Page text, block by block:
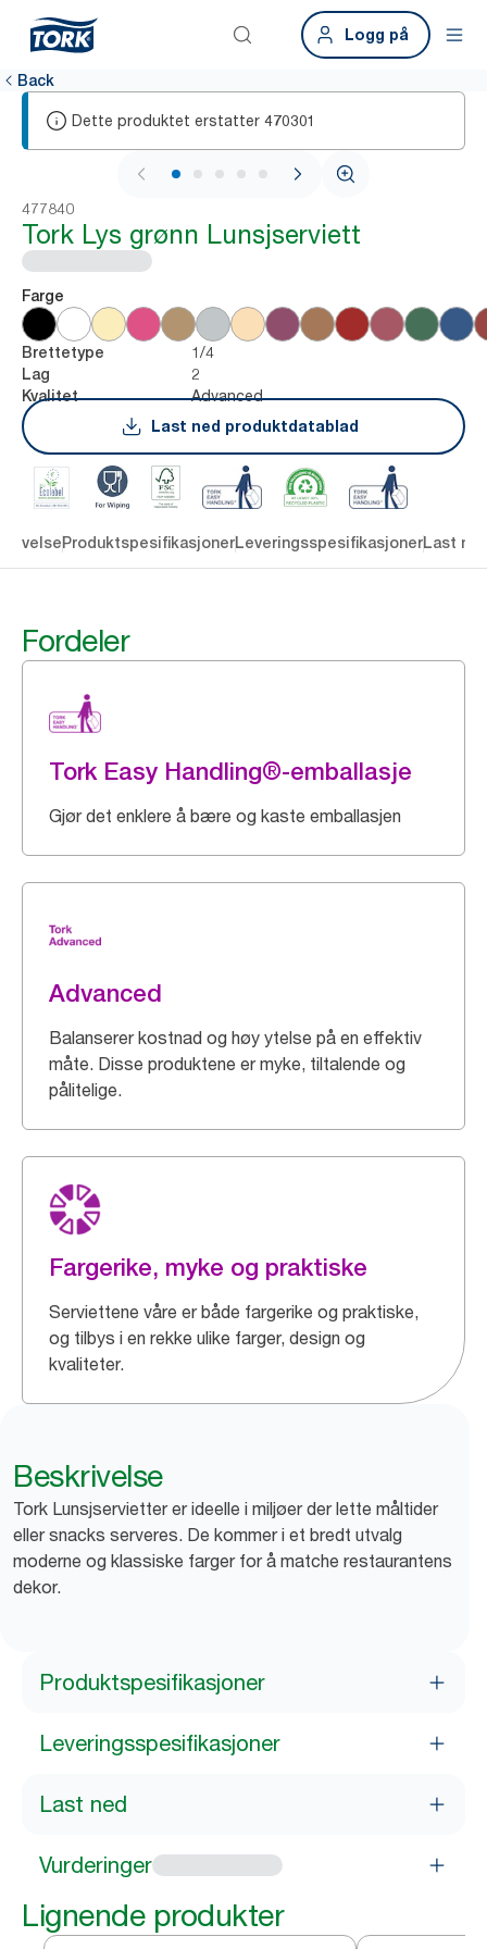
Logg på
Back
Dette produktet erstatter 470301
1 / 6
477840
Tork Lys grønn Lunsjserviett
Farge
Brettetype 1/4
Lag 2
Kvalitet
Advanced
Last ned produktdatablad
ProduktspesifikasjonerLeveringsspesifikasjonerLast
Fordeler
Tork Easy Handling®-emballasje
Gjør det enklere å bære og kaste emballasjen
Advanced
Balanserer kostnad og høy ytelse på en effektiv
måte. Disse produktene er myke, tiltalende og
pålitelige.
Fargerike, myke og praktiske
Serviettene våre er både fargerike og praktiske,
og tilbys i en rekke ulike farger, design og
kvaliteter.
Beskrivelse
Tork Lunsjservietter er ideelle i miljøer der lette måltider
eller snacks serveres. De kommer i et bredt utvalg
moderne og klassiske farger for å matche restaurantens
dekor.
Produktspesifikasjoner
Leveringsspesifikasjoner
Last ned
Vurderinger
Lignende produkter